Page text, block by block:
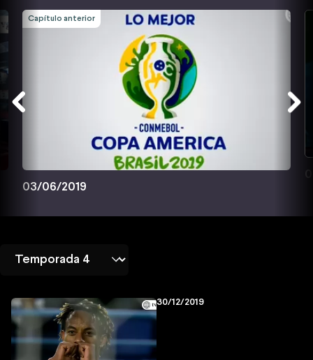
Capítulo anterior
03/06/2019
30/12/2019